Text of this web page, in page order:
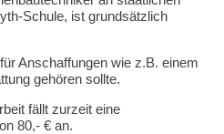
Schule, ist grundsätzlich
Anschaffungen wie z.B. einem
gehören sollte.
fällt zurzeit eine
80,- € an.